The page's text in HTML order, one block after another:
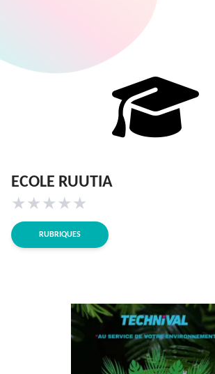
ECOLE RUUTIA
★ ★ ★ ★ ★
RUBRIQUES